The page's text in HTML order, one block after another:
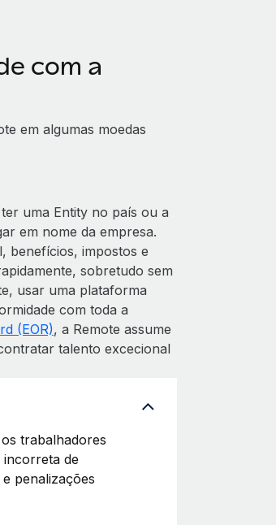
com a
em algumas moedas
uma Entity no país ou a
em nome da empresa.
benefícios, impostos e
sobretudo sem
usar uma plataforma
com toda a
(EOR), a Remote assume
talento excecional
trabalhadores
incorreta de
penalizações